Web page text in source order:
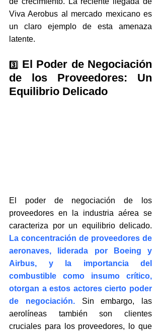
Viva Aerobus al mercado mexicano es
un claro ejemplo de esta amenaza
latente.
3️⃣
El Poder de Negociación
de los Proveedores: Un
Equilibrio Delicado
El poder de negociación de los
proveedores en la industria aérea se
La concentración de proveedores de
aeronaves, liderada por Boeing y
Airbus, y la importancia del
combustible como insumo crítico,
otorgan a estos actores cierto poder
de negociación. Sin embargo, las
aerolíneas también son clientes
cruciales para los proveedores, lo que